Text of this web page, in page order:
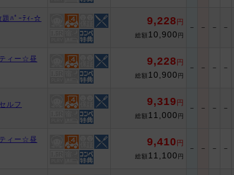
題ﾊﾟｰﾃｨ-☆
9,228 円
総額 10,900 円
－ － － －
ィー☆昼
9,228 円
総額 10,900 円
－ － － －
ルフ 9,319 円
総額 11,000 円
－ － － －
ィー☆昼
9,410 円
総額 11,100 円
－ － － －